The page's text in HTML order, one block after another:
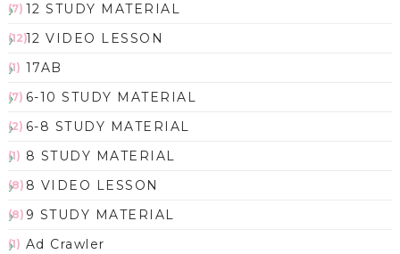
12 STUDY MATERIAL
(7)
12 VIDEO LESSON
(12)
17AB
(1)
6-10 STUDY MATERIAL
(7)
6-8 STUDY MATERIAL
(2)
8 STUDY MATERIAL
(1)
8 VIDEO LESSON
(8)
9 STUDY MATERIAL
(8)
Ad Crawler
(1)